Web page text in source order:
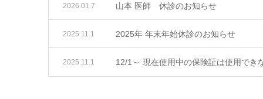
山本 医師 休診のお知らせ
2026.01.7
2025年 年末年始休診のお知らせ
2025.11.1
12/1～ 現在使用中の保険証は使用でき
2025.11.1